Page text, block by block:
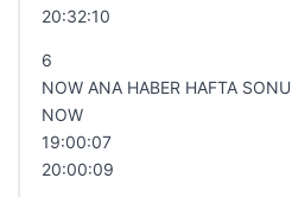
20:32:10
6
NOW ANA HABER HAFTA SONU
NOW
19:00:07
20:00:09